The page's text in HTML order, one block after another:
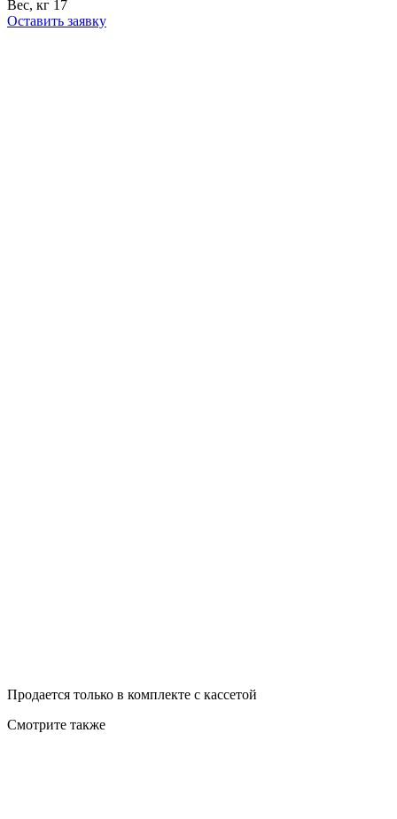
Вес, кг 17
Оставить заявку
Продается только в комплекте с кассетой
Смотрите также